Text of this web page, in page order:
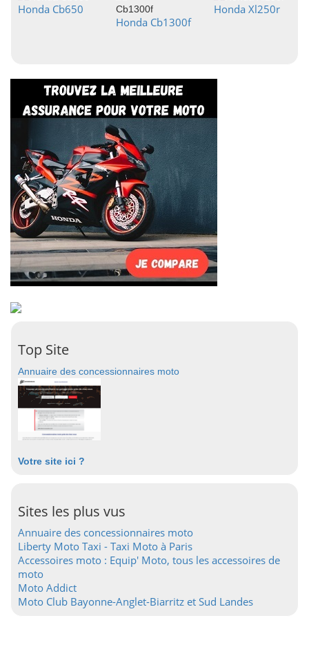
Honda Cb650
Honda Cb1300f
Honda Xl250r
Top Site
Annuaire des concessionnaires moto
Votre site ici ?
Sites les plus vus
Annuaire des concessionnaires moto
Liberty Moto Taxi - Taxi Moto à Paris
Accessoires moto : Equip' Moto, tous les accessoires de
moto
Moto Addict
Moto Club Bayonne-Anglet-Biarritz et Sud Landes